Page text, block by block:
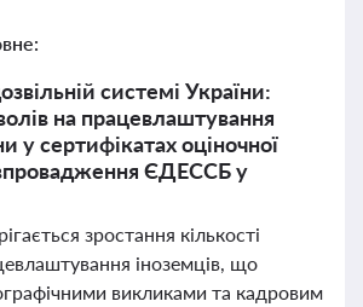
системі України:
на працевлаштування
у сертифікатах оціночної
впровадження ЄДЕССБ у
зростання кількості
іноземців, що
викликами та кадровим